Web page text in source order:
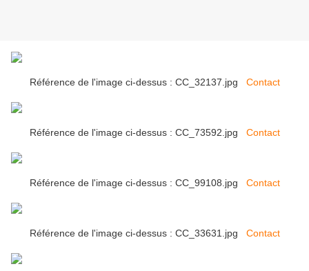
Référence de l'image ci-dessus : CC_32137.jpg Contact
Référence de l'image ci-dessus : CC_73592.jpg Contact
Référence de l'image ci-dessus : CC_99108.jpg Contact
Référence de l'image ci-dessus : CC_33631.jpg Contact